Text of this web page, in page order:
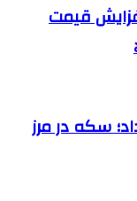
قیمت
سکه در مرز